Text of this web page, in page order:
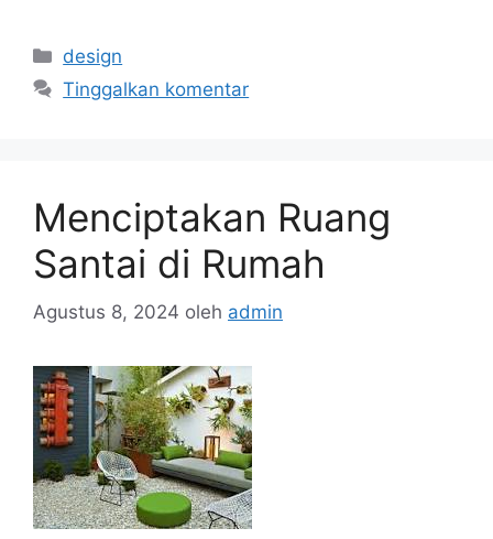
Kategori
design
Tinggalkan komentar
Menciptakan Ruang
Santai di Rumah
Agustus 8, 2024 oleh admin